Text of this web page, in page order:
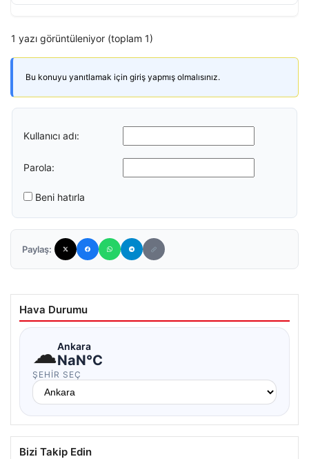
1 yazı görüntüleniyor (toplam 1)
Bu konuyu yanıtlamak için giriş yapmış olmalısınız.
Kullanıcı adı:
Parola:
Beni hatırla
Paylaş:
Hava Durumu
☁Ankara
NaN°C
ŞEHIR SEÇ
Bizi Takip Edin